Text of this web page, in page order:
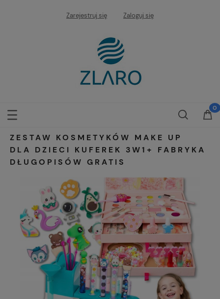
Zarejestruj się Zaloguj się
ZESTAW KOSMETYKÓW MAKE UP
DLA DZIECI KUFEREK 3W1+ FABRYKA
DŁUGOPISÓW GRATIS